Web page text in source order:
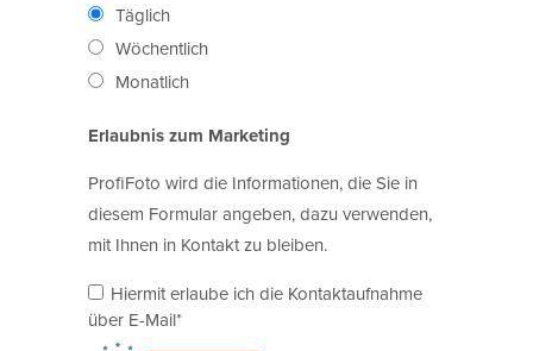
Täglich
Wöchentlich
Monatlich
Erlaubnis zum Marketing
ProfiFoto wird die Informationen, die Sie in
diesem Formular angeben, dazu verwenden,
mit Ihnen in Kontakt zu bleiben.
Hiermit erlaube ich die Kontaktaufnahme
über E-Mail*